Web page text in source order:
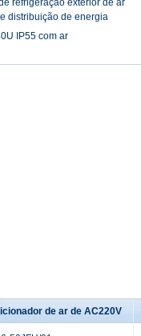
refrigeração exterior de ar
distribuição de energia
IP55 com ar
de ar de AC220V